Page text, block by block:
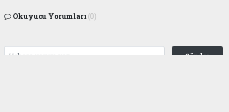
Okuyucu Yorumları (0)
Gönder